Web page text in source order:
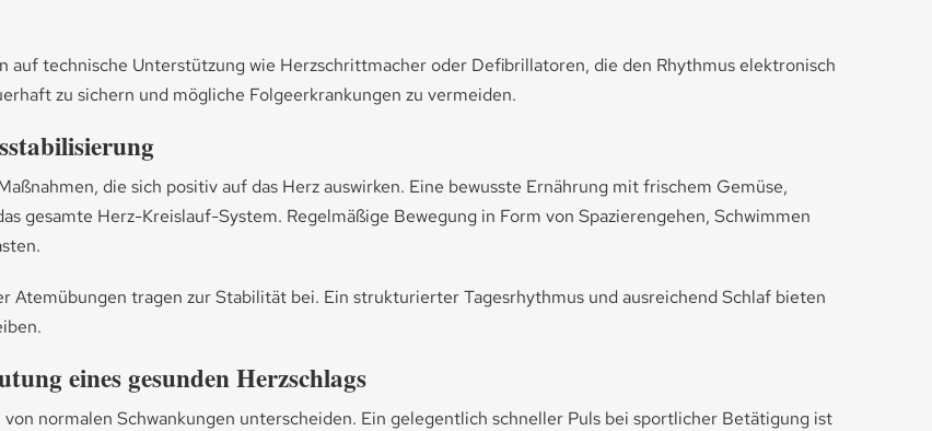
auf technische Unterstützung wie Herzschrittmacher oder Defibrillatoren, die den Rhythmus elektronisch
zu sichern und mögliche Folgeerkrankungen zu vermeiden.
die sich positiv auf das Herz auswirken. Eine bewusste Ernährung mit frischem Gemüse,
gesamte Herz-Kreislauf-System. Regelmäßige Bewegung in Form von Spazierengehen, Schwimmen
Atemübungen tragen zur Stabilität bei. Ein strukturierter Tagesrhythmus und ausreichend Schlaf bieten
eines gesunden Herzschlags
von normalen Schwankungen unterscheiden. Ein gelegentlich schneller Puls bei sportlicher Betätigung ist